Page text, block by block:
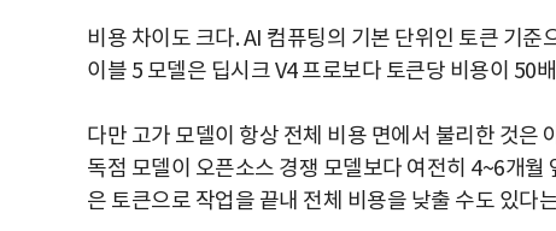
비용 차이도 크다. AI 컴퓨팅의 기본 단위인 토큰 기준
이블 5 모델은 딥시크 V4 프로보다 토큰당 비용이 50
다만 고가 모델이 항상 전체 비용 면에서 불리한 것은
독점 모델이 오픈소스 경쟁 모델보다 여전히 4~6개
은 토큰으로 작업을 끝내 전체 비용을 낮출 수도 있다